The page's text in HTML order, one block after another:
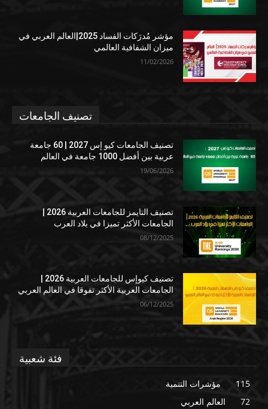
مؤشر مُدرَكات الفساد 2025|العالم العربي في
ميزان الشفافية العالمي
11/02/2026
تصنيف الجامعات
تصنيف الجامعات كيو إس 2027 | 60 جامعة
عربية بين أفضل 1000 جامعة في العالم
19/06/2026
الجامعات الأكثر تميزا في بلاد العرب
08/12/2025
الجامعات العربية الأكثر تفوقا في العالم العربي
06/12/2025
فئة شعبية
مؤشرات التنمية
115
العالم العربي
72